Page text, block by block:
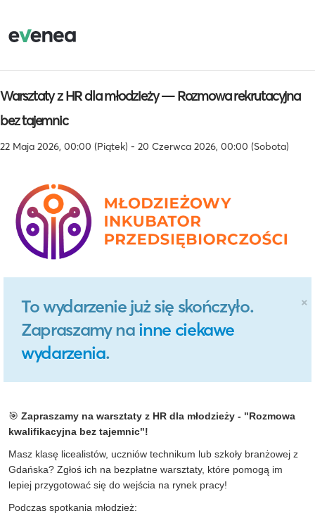
Warsztaty z HR dla młodzieży — Rozmowa rekrutacyjna
bez tajemnic
22 Maja 2026, 00:00 (Piątek) - 20 Czerwca 2026, 00:00 (Sobota)
×
To wydarzenie już się skończyło.
Zapraszamy na inne ciekawe
wydarzenia.
🎯 Zapraszamy na warsztaty z HR dla młodzieży - "Rozmowa
kwalifikacyjna bez tajemnic"!
Masz klasę licealistów, uczniów technikum lub szkoły branżowej z
Gdańska? Zgłoś ich na bezpłatne warsztaty, które pomogą im
lepiej przygotować się do wejścia na rynek pracy!
Podczas spotkania młodzież: